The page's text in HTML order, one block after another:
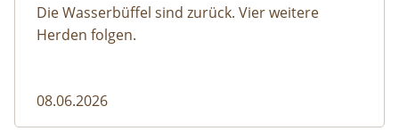
Die Wasserbüffel sind zurück. Vier weitere
Herden folgen.
08.06.2026